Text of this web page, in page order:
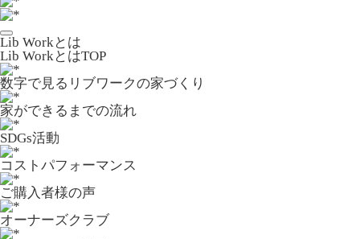
Lib Workとは
Lib WorkとはTOP
数字で⾒るリブワークの家づくり
家ができるまでの流れ
SDGs活動
コストパフォーマンス
ご購入者様の声
オーナーズクラブ